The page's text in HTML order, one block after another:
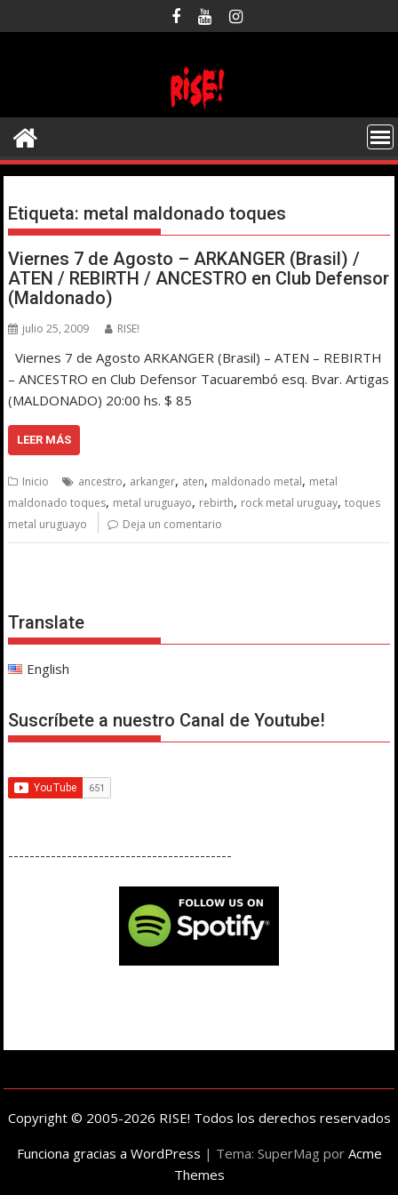
al
Etiqueta: metal maldonado toques
Viernes 7 de Agosto – ARKANGER (Brasil) /
ATEN / REBIRTH / ANCESTRO en Club Defensor
(Maldonado)
julio 25, 2009 RISE!
Viernes 7 de Agosto ARKANGER (Brasil) – ATEN – REBIRTH
– ANCESTRO en Club Defensor Tacuarembó esq. Bvar. Artigas
(MALDONADO) 20:00 hs. $ 85
LEER MÁS
Inicio ancestro, arkanger, aten, maldonado metal, metal
maldonado toques, metal uruguayo, rebirth, rock metal uruguay,toques
metal uruguayo
Deja un comentario
Translate
English
Suscríbete a nuestro Canal de Youtube!
------------------------------------------
Copyright © 2005-2026 RISE! Todos los derechos reservados
Funciona gracias a WordPress | Tema: SuperMag por Acme
Themes